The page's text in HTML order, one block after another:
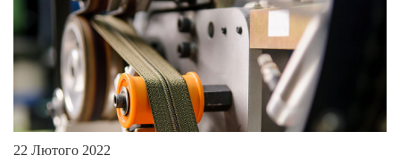
22 Лютого 2022